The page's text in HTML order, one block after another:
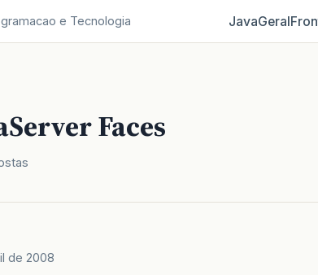
e Tecnologia JavaGeral
Faces
de 2008